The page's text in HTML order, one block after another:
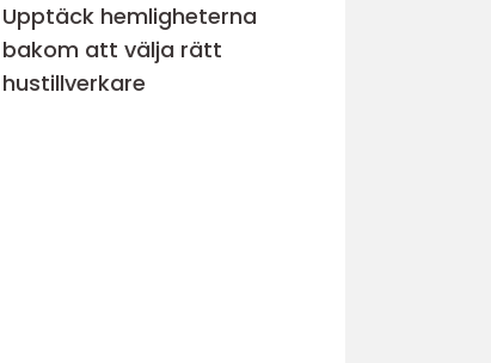
Upptäck hemligheterna
bakom att välja rätt
hustillverkare